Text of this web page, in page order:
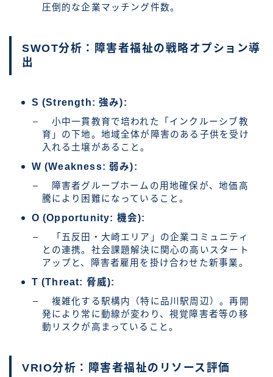
圧倒的な企業マッチング件数。
SWOT分析：障害者福祉の戦略オプション導
出
S (Strength: 強み):
小中一貫教育で培われた「インクルーシブ教
育」の下地。地域全体が障害のある子供を受け
入れる土壌があること。
W (Weakness: 弱み):
障害者グループホームの用地確保が、地価高
騰により困難になっていること。
O (Opportunity: 機会):
「五反田・大崎エリア」の企業コミュニティ
との連携。社会課題解決に関心の高いスタート
アップと、障害者雇用を掛け合わせた新事業。
T (Threat: 脅威):
複雑化する駅構内（特に品川駅周辺）。再開
発により常に動線が変わり、視覚障害者等の移
動リスクが高まっていること。
VRIO分析：障害者福祉のリソース評価